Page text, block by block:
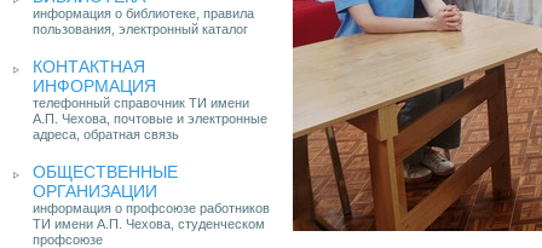
информация о библиотеке, правила
пользования, электронный каталог
КОНТАКТНАЯ
ИНФОРМАЦИЯ
телефонный справочник ТИ имени
А.П. Чехова, почтовые и электронные
адреса, обратная связь
ОБЩЕСТВЕННЫЕ
ОРГАНИЗАЦИИ
информация о профсоюзе работников
ТИ имени А.П. Чехова, студенческом
профсоюзе